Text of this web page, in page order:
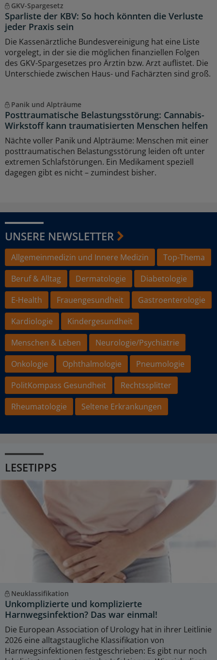
GKV-Spargesetz
Sparliste der KBV: So hoch könnten die Verluste
jeder Praxis sein
Die Kassenärztliche Bundesvereinigung hat eine Liste
vorgelegt, in der sie die möglichen finanziellen Folgen
des GKV-Spargesetzes pro Ärztin bzw. Arzt auflistet. Die
Unterschiede zwischen Haus- und Fachärzten sind groß.
Panik und Alpträume
Posttraumatische Belastungsstörung: Cannabis-
Wirkstoff kann traumatisierten Menschen helfen
Nächte voller Panik und Alpträume: Menschen mit einer
posttraumatischen Belastungsstörung leiden oft unter
extremen Schlafstörungen. Ein Medikament speziell
dagegen gibt es nicht – zumindest bisher.
UNSERE NEWSLETTER
Allgemeinmedizin und Innere Medizin
Top-Thema
Beruf & Alltag
Dermatologie
Diabetologie
E-Health
Frauengesundheit
Gastroenterologie
Kardiologie
Kindergesundheit
Menschen & Leben
Neurologie/Psychiatrie
Onkologie
Ophthalmologie
Pneumologie
PolitKompass Gesundheit
Rechtssplitter
Rheumatologie
Seltene Erkrankungen
LESETIPPS
Neuklassifikation
Unkomplizierte und komplizierte
Harnwegsinfektion? Das war einmal!
Die European Association of Urology hat in ihrer Leitlinie
2026 eine alltagstaugliche Klassifikation von
Harnwegsinfektionen festgeschrieben: Es gibt nur noch